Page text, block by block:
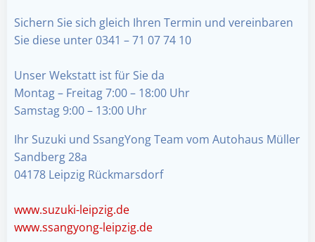
Sichern Sie sich gleich Ihren Termin und vereinbaren
Sie diese unter 0341 – 71 07 74 10
Unser Wekstatt ist für Sie da
Montag – Freitag 7:00 – 18:00 Uhr
Samstag 9:00 – 13:00 Uhr
Ihr Suzuki und SsangYong Team vom Autohaus Müller
Sandberg 28a
04178 Leipzig Rückmarsdorf
www.suzuki-leipzig.de
www.ssangyong-leipzig.de